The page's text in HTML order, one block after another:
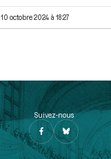
10 octobre 2024 à 18:27
Suivez-nous